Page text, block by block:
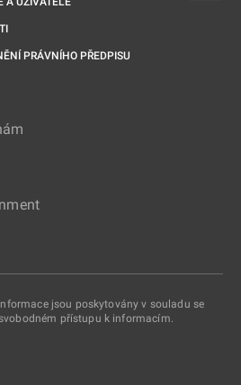
PRÁVNÍHO PŘEDPISU
jsou poskytovány v souladu se
přístupu k informacím.